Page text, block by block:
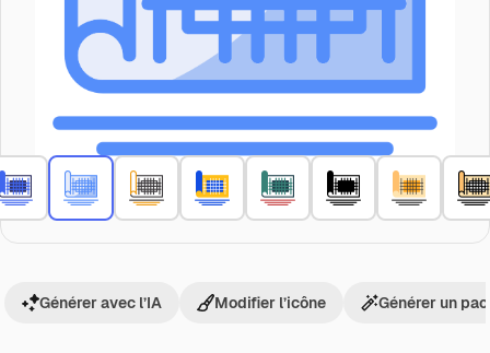
Générer avec l’IA Modifier l’icône Générer un